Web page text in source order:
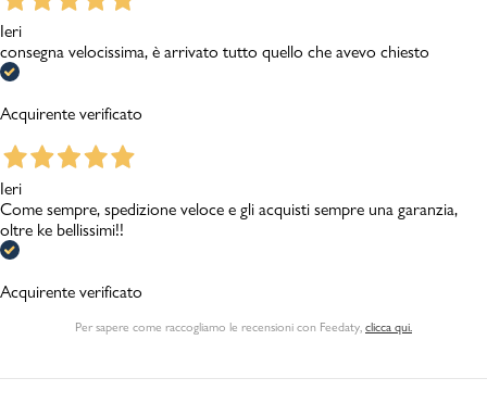
Ieri
consegna velocissima, è arrivato tutto quello che avevo chiesto
Acquirente verificato
Ieri
Come sempre, spedizione veloce e gli acquisti sempre una garanzia,
oltre ke bellissimi!!
Acquirente verificato
Per sapere come raccogliamo le recensioni con Feedaty clicca qui.